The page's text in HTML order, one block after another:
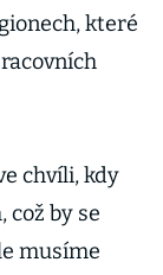
které
chvíli, kdy
což by se
musíme